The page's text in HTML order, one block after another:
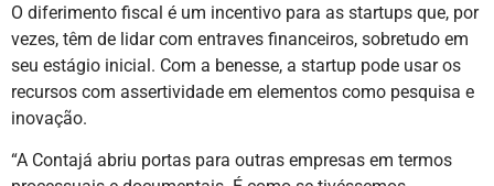
O diferimento fiscal é um incentivo para as startups que, por
vezes, têm de lidar com entraves financeiros, sobretudo em
seu estágio inicial. Com a benesse, a startup pode usar os
recursos com assertividade em elementos como pesquisa e
inovação.
“A Contajá abriu portas para outras empresas em termos